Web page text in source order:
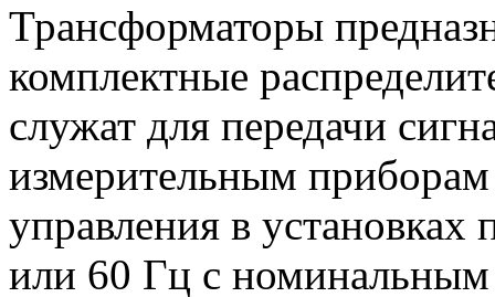
Трансформаторы
комплектные
служат для передачи
измерительным
управления в установках
или 60 Гц с